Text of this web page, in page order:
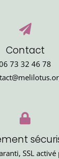
Contact
73 32 46 78
SSL